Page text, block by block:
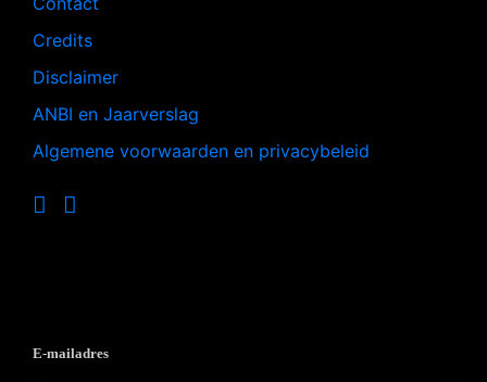
Credits
Disclaimer
ANBI en Jaarverslag
Algemene voorwaarden en privacybeleid
E-mailadres